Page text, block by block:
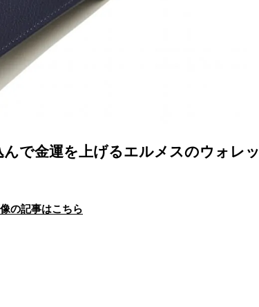
で金運を上げるエルメスのウォレッ
の記事はこちら